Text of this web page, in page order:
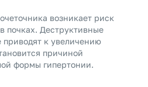
возникает риск
почках. Деструктивные
приводят к увеличению
причиной
формы гипертонии.